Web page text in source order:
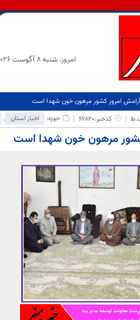
امروز: شنبه 8 آگوست 2026
امروز کشور مرهون خون شهدا است
کدخبر:66820 حوزه: اخبار استان ,
مرهون خون شهدا است